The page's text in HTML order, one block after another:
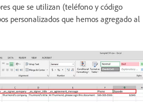
que se utilizan (teléfono y código
personalizados que hemos agregado al